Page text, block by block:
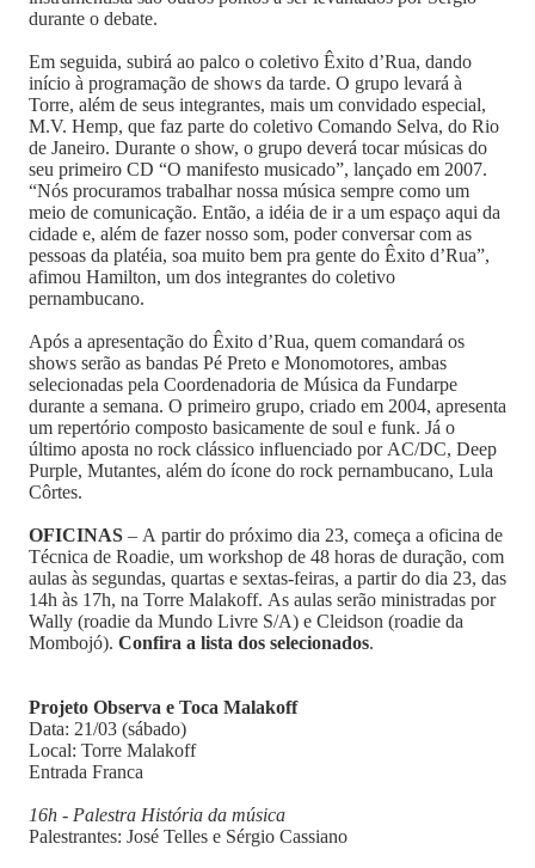
durante o debate.
Em seguida, subirá ao palco o coletivo Êxito d’Rua, dando
início à programação de shows da tarde. O grupo levará à
Torre, além de seus integrantes, mais um convidado especial,
M.V. Hemp, que faz parte do coletivo Comando Selva, do Rio
de Janeiro. Durante o show, o grupo deverá tocar músicas do
seu primeiro CD “O manifesto musicado”, lançado em 2007.
“Nós procuramos trabalhar nossa música sempre como um
meio de comunicação. Então, a idéia de ir a um espaço aqui da
cidade e, além de fazer nosso som, poder conversar com as
pessoas da platéia, soa muito bem pra gente do Êxito d’Rua”,
afimou Hamilton, um dos integrantes do coletivo
pernambucano.
Após a apresentação do Êxito d’Rua, quem comandará os
shows serão as bandas Pé Preto e Monomotores, ambas
selecionadas pela Coordenadoria de Música da Fundarpe
durante a semana. O primeiro grupo, criado em 2004, apresenta
um repertório composto basicamente de soul e funk. Já o
último aposta no rock clássico influenciado por AC/DC, Deep
Purple, Mutantes, além do ícone do rock pernambucano, Lula
Côrtes.
OFICINAS – A partir do próximo dia 23, começa a oficina de
Técnica de Roadie, um workshop de 48 horas de duração, com
aulas às segundas, quartas e sextas-feiras, a partir do dia 23, das
14h às 17h, na Torre Malakoff. As aulas serão ministradas por
Wally (roadie da Mundo Livre S/A) e Cleidson (roadie da
Mombojó). Confira a lista dos selecionados.
Projeto Observa e Toca Malakoff
Data: 21/03 (sábado)
Local: Torre Malakoff
Entrada Franca
16h - Palestra História da música
Palestrantes: José Telles e Sérgio Cassiano